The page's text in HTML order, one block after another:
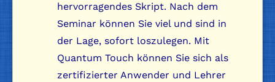
hervorragendes Skript. Nach dem
Seminar können Sie viel und sind in
der Lage, sofort loszulegen. Mit
Quantum Touch können Sie sich als
zertifizierter Anwender und Lehrer